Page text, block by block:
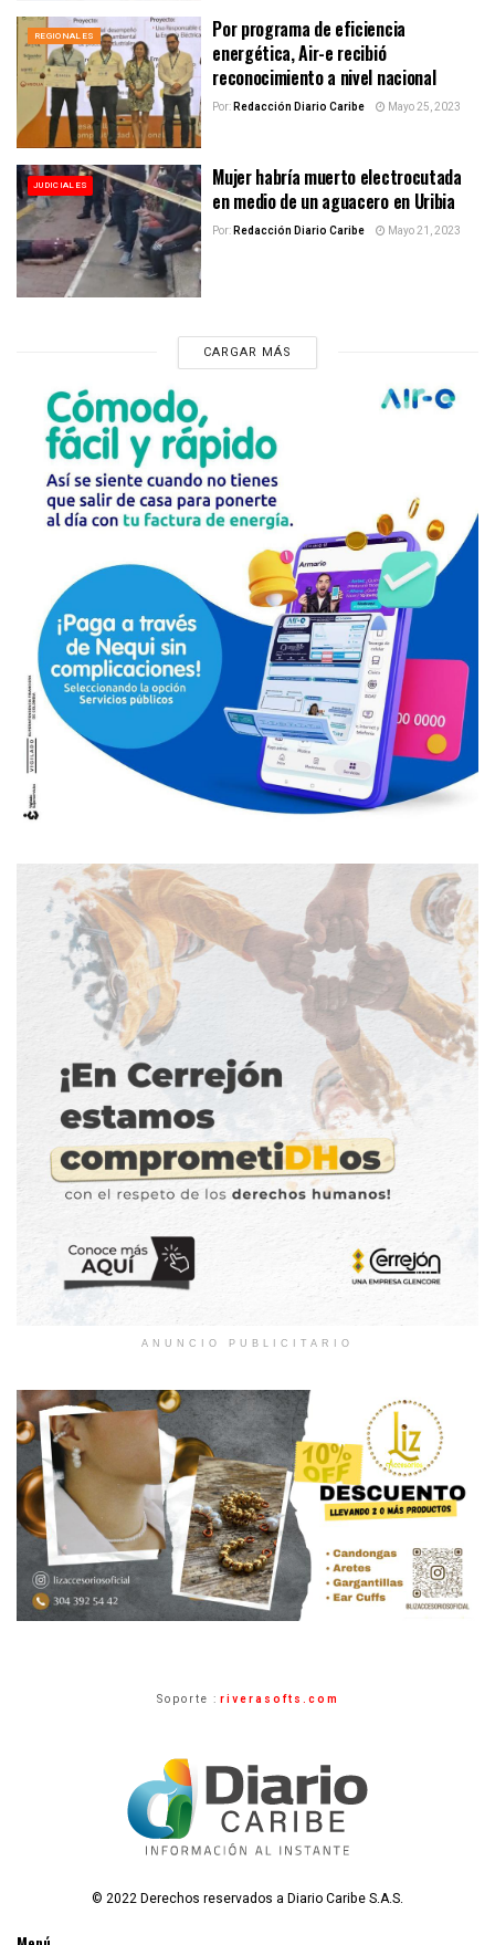
REGIONALES
Por programa de eficiencia
energética, Air-e recibió
reconocimiento a nivel nacional
Por:Redacción Diario Caribe Mayo 25, 2023
JUDICIALES
Mujer habría muerto electrocutada
en medio de un aguacero en Uribia
Por:Redacción Diario Caribe Mayo 21, 2023
CARGAR MÁS
ANUNCIO PUBLICITARIO
Soporte : riverasofts.com
© 2022 Derechos reservados a Diario Caribe S.A.S.